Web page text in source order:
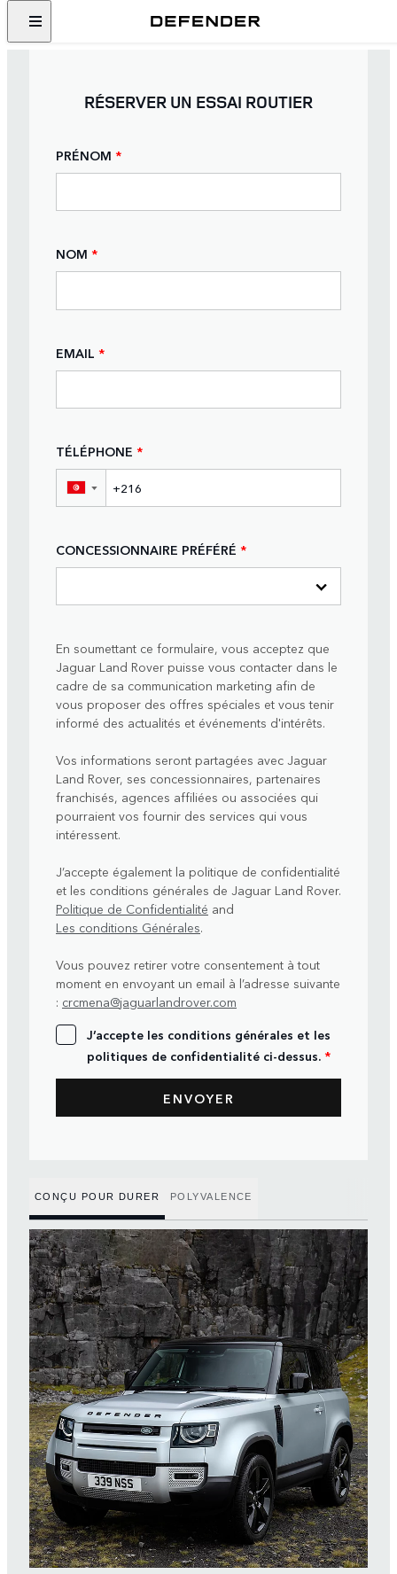
CONÇU POUR DURER POLYVALENCE
RÉSERVER UN ESSAI ROUTIER
PRÉNOM *
NOM *
EMAIL *
TÉLÉPHONE *
▼
CONCESSIONNAIRE PRÉFÉRÉ *
En soumettant ce formulaire, vous acceptez que
Jaguar Land Rover puisse vous contacter dans le
cadre de sa communication marketing afin de
vous proposer des offres spéciales et vous tenir
informé des actualités et événements d'intérêts.
Vos informations seront partagées avec Jaguar
Land Rover, ses concessionnaires, partenaires
franchisés, agences affiliées ou associées qui
pourraient vos fournir des services qui vous
intéressent.
J’accepte également la politique de confidentialité
et les conditions générales de Jaguar Land Rover.
Politique de Confidentialité and
Les conditions Générales.
Vous pouvez retirer votre consentement à tout
moment en envoyant un email à l’adresse suivante
: crcmena@jaguarlandrover.com
J’accepte les conditions générales et les
politiques de confidentialité ci-dessus. *